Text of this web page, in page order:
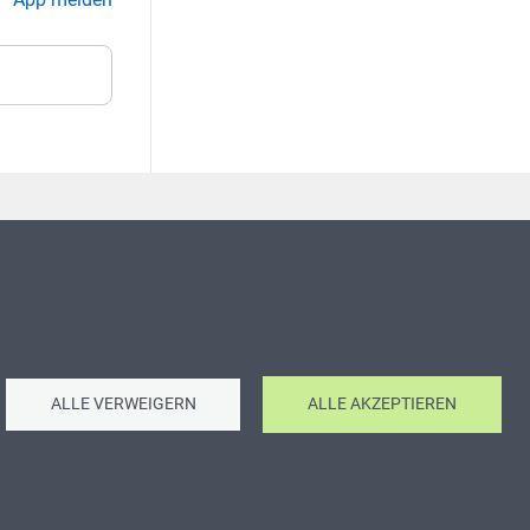
ALLE VERWEIGERN ALLE AKZEPTIEREN